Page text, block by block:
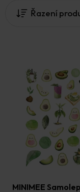
Řazení
MINIMEE